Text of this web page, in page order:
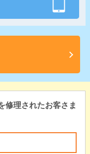
修理されたお客さま